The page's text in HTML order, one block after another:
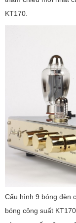
KT170.
Cấu hình 9 bóng đèn
bóng công suất